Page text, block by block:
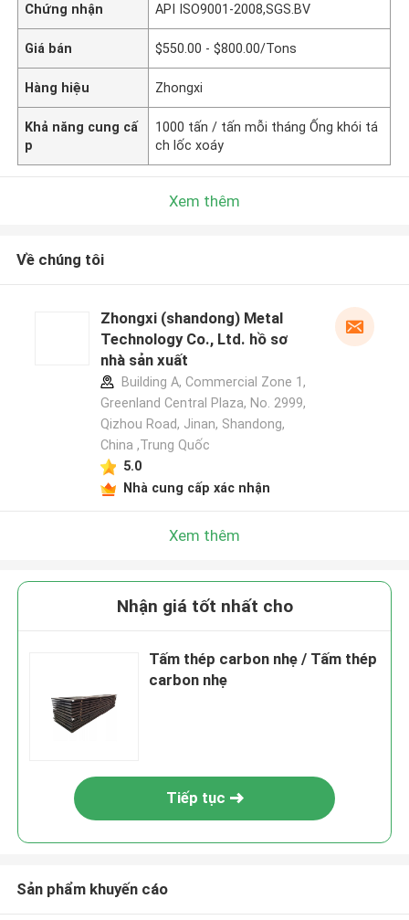
Chứng nhận API ISO9001-2008,SGS.BV
Giá bán $550.00 - $800.00/Tons
Hàng hiệu Zhongxi
Khả năng cung cấ
p
1000 tấn / tấn mỗi tháng Ống khói tá
ch lốc xoáy
Xem thêm
Về chúng tôi
Zhongxi (shandong) Metal
Technology Co., Ltd. hồ sơ
nhà sản xuất
Building A, Commercial Zone 1,
Greenland Central Plaza, No. 2999,
Qizhou Road, Jinan, Shandong,
China ,Trung Quốc
5.0
Nhà cung cấp xác nhận
Xem thêm
Nhận giá tốt nhất cho
Tấm thép carbon nhẹ / Tấm thép
carbon nhẹ
Tiếp tục
Sản phẩm khuyến cáo